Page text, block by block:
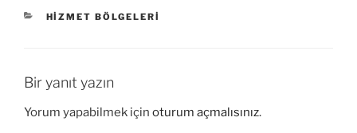
KATEGORILER
HIZMET BÖLGELERI
Bir yanıt yazın
Yorum yapabilmek için oturum açmalısınız.